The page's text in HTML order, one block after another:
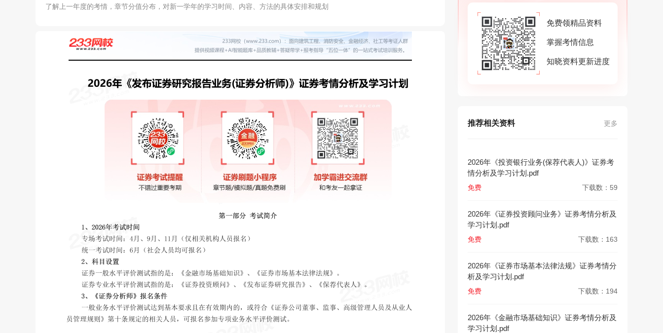
了解上一年度的考情，章节分值分布，对新一学年的学习时间、内容、方法的具体安排和规划
免费领精品资料
掌握考情信息
知晓资料更新进度
推荐相关资料 更多
2026年《投资银行业务(保荐代表人)》证券考
情分析及学习计划.pdf
免费 下载数：59
2026年《证券投资顾问业务》证券考情分析及
学习计划.pdf
免费 下载数：163
2026年《证券市场基本法律法规》证券考情分
析及学习计划.pdf
免费 下载数：194
2026年《金融市场基础知识》证券考情分析及
学习计划.pdf